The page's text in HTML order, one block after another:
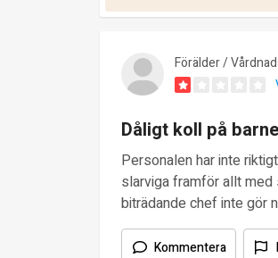
Förälder /
Dåligt koll på
Personalen har inte
slarviga framför allt med
biträdande chef inte gör
Kommentera